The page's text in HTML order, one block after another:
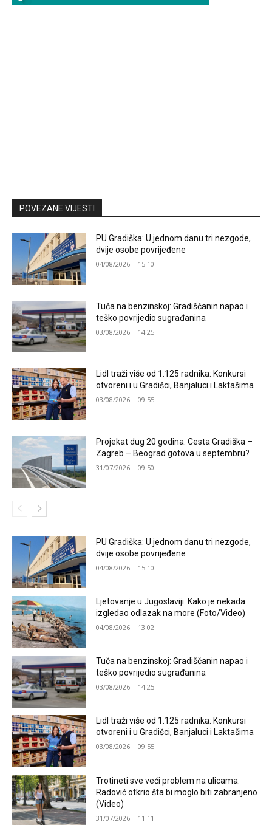
POVEZANE VIJESTI
PU Gradiška: U jednom danu tri nezgode,
dvije osobe povrijeđene
04/08/2026 | 15:10
Tuča na benzinskoj: Gradiščanin napao i
teško povrijedio sugrađanina
03/08/2026 | 14:25
Lidl traži više od 1.125 radnika: Konkursi
otvoreni i u Gradišci, Banjaluci i Laktašima
03/08/2026 | 09:55
Projekat dug 20 godina: Cesta Gradiška –
Zagreb – Beograd gotova u septembru?
31/07/2026 | 09:50
PU Gradiška: U jednom danu tri nezgode,
dvije osobe povrijeđene
04/08/2026 | 15:10
Ljetovanje u Jugoslaviji: Kako je nekada
izgledao odlazak na more (Foto/Video)
04/08/2026 | 13:02
Tuča na benzinskoj: Gradiščanin napao i
teško povrijedio sugrađanina
03/08/2026 | 14:25
Lidl traži više od 1.125 radnika: Konkursi
otvoreni i u Gradišci, Banjaluci i Laktašima
03/08/2026 | 09:55
Trotineti sve veći problem na ulicama:
Radović otkrio šta bi moglo biti zabranjeno
(Video)
31/07/2026 | 11:11